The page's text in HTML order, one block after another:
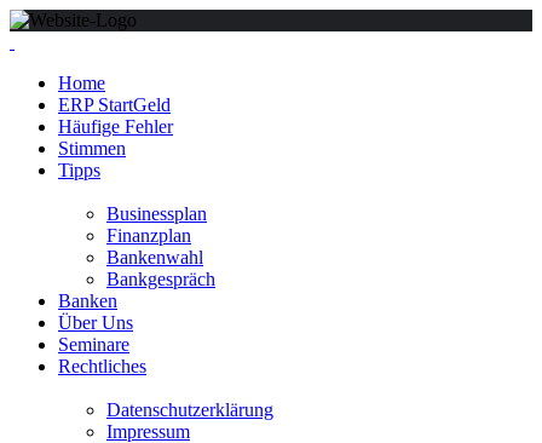
Home
ERP StartGeld
Häufige Fehler
Stimmen
Tipps
Businessplan
Finanzplan
Bankenwahl
Bankgespräch
Banken
Über Uns
Seminare
Rechtliches
Datenschutzerklärung
Impressum